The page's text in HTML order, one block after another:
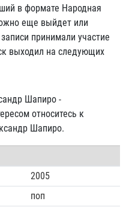
в формате Народная
еще выйдет или
принимали участие
выходил на следующих
Шапиро -
относитесь к
Шапиро.
2005
поп